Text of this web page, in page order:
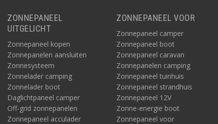
ZONNEPANEEL
UITGELICHT
Zonnepaneel kopen
Zonnepanelen aansluiten
Zonnesysteem
Zonnelader camping
Zonnelader boot
Daglichtpaneel camper
Off-grid zonnepanelen
Zonnepaneel acculader
ZONNEPANEEL VOOR
Zonnepaneel camper
Zonnepaneel boot
Zonnepaneel caravan
Zonnepanelen camping
Zonnepaneel tuinhuis
Zonnepaneel strandhuis
Zonnepaneel 12V
Zonne-energie boot
Zonnepaneel voor